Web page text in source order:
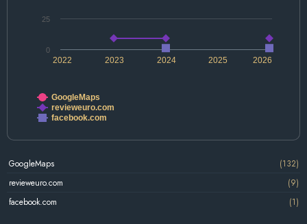
2022 2024 2026
2023 2025
0
25
GoogleMaps
revieweuro.com
facebook.com
GoogleMaps
(132)
revieweuro.com
(9)
facebook.com
(1)